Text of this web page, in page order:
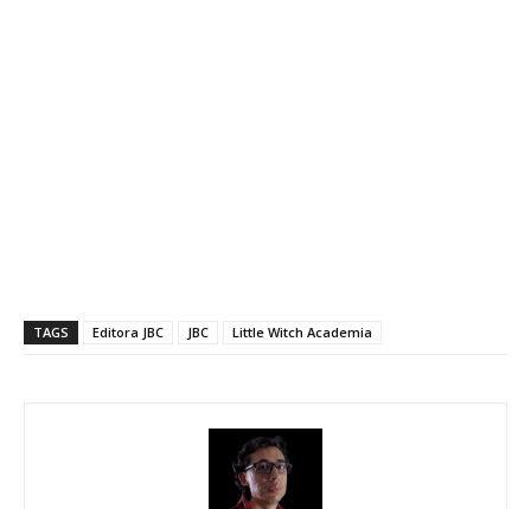
TAGS Editora JBC JBC Little Witch Academia